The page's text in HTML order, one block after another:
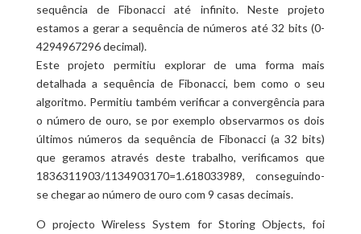
sequência de Fibonacci até infinito. Neste projeto
estamos a gerar a sequência de números até 32 bits (0-
4294967296 decimal).
Este projeto permitiu explorar de uma forma mais
detalhada a sequência de Fibonacci, bem como o seu
algoritmo. Permitiu também verificar a convergência para
o número de ouro, se por exemplo observarmos os dois
últimos números da sequência de Fibonacci (a 32 bits)
que geramos através deste trabalho, verificamos que
1836311903/1134903170=1.618033989, conseguindo-
se chegar ao número de ouro com 9 casas decimais.
O projecto Wireless System for Storing Objects, foi